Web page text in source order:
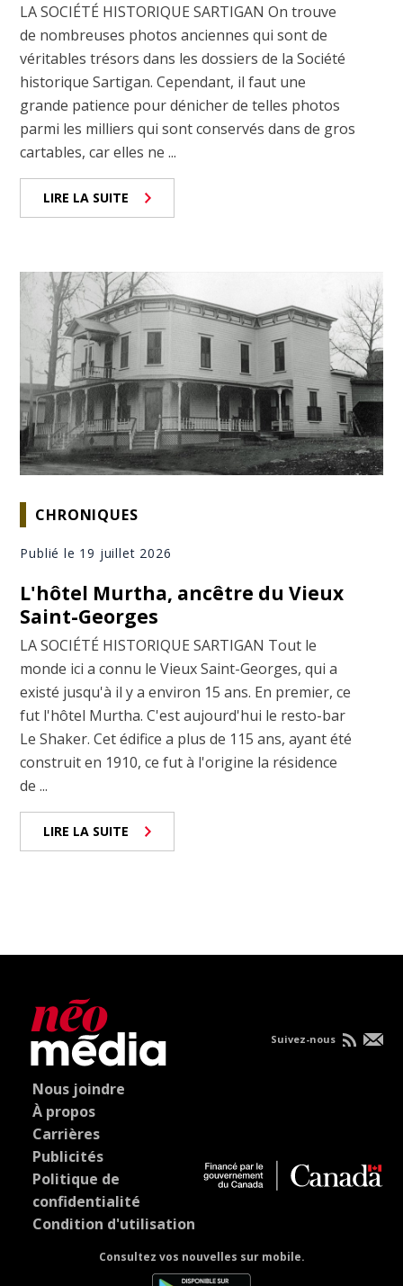
LA SOCIÉTÉ HISTORIQUE SARTIGAN On trouve
de nombreuses photos anciennes qui sont de
véritables trésors dans les dossiers de la Société
historique Sartigan. Cependant, il faut une
grande patience pour dénicher de telles photos
parmi les milliers qui sont conservés dans de gros
cartables, car elles ne ...
LIRE LA SUITE
CHRONIQUES
Publié le 19 juillet 2026
L'hôtel Murtha, ancêtre du Vieux
Saint-Georges
LA SOCIÉTÉ HISTORIQUE SARTIGAN Tout le
monde ici a connu le Vieux Saint-Georges, qui a
existé jusqu'à il y a environ 15 ans. En premier, ce
fut l'hôtel Murtha. C'est aujourd'hui le resto-bar
Le Shaker. Cet édifice a plus de 115 ans, ayant été
construit en 1910, ce fut à l'origine la résidence
de ...
LIRE LA SUITE
Nous joindre
À propos
Carrières
Publicités
Politique de
confidentialité
Condition d'utilisation
Consultez vos nouvelles sur mobile.
Suivez-nous